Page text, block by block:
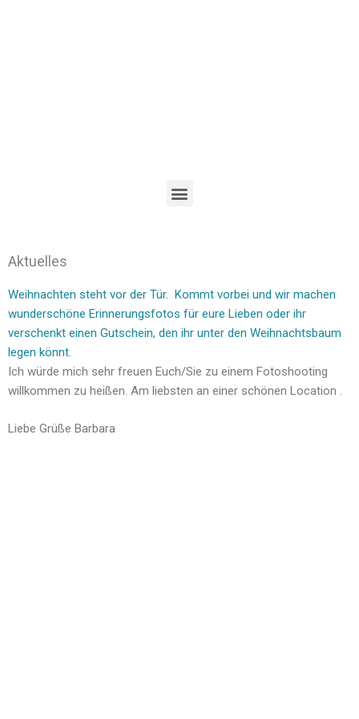
Aktuelles
Weihnachten steht vor der Tür. Kommt vorbei und wir machen
wunderschöne Erinnerungsfotos für eure Lieben oder ihr
verschenkt einen Gutschein, den ihr unter den Weihnachtsbaum
legen könnt.
Ich würde mich sehr freuen Euch/Sie zu einem Fotoshooting
willkommen zu heißen. Am liebsten an einer schönen Location .
Liebe Grüße Barbara